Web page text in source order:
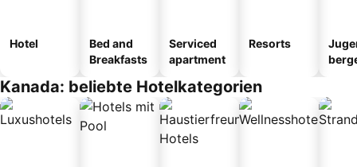
Hotel
Bed and
Breakfasts
Serviced
apartment
Resorts
Kanada: beliebte Hotelkategorien